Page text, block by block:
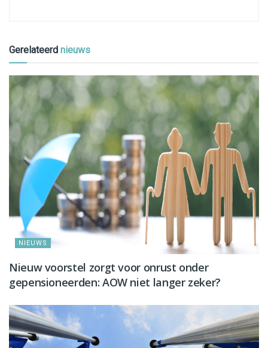
Gerelateerd nieuws
NIEUWS
Nieuw voorstel zorgt voor onrust onder
gepensioneerden: AOW niet langer zeker?